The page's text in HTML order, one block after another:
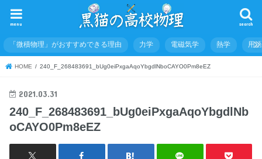
search
menu
「微積物理」がおすすめできる理由 力学 電磁気学 熱学 用
HOME 240_F_268483691_bUg0eiPxgaAqoYbgdlNboCAYO0Pm8eEZ
2021.03.31
240_F_268483691_bUg0eiPxgaAqoYbgdlNb
oCAYO0Pm8eEZ